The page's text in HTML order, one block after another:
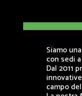
Siamo
con sedi
Dal 2011
campo